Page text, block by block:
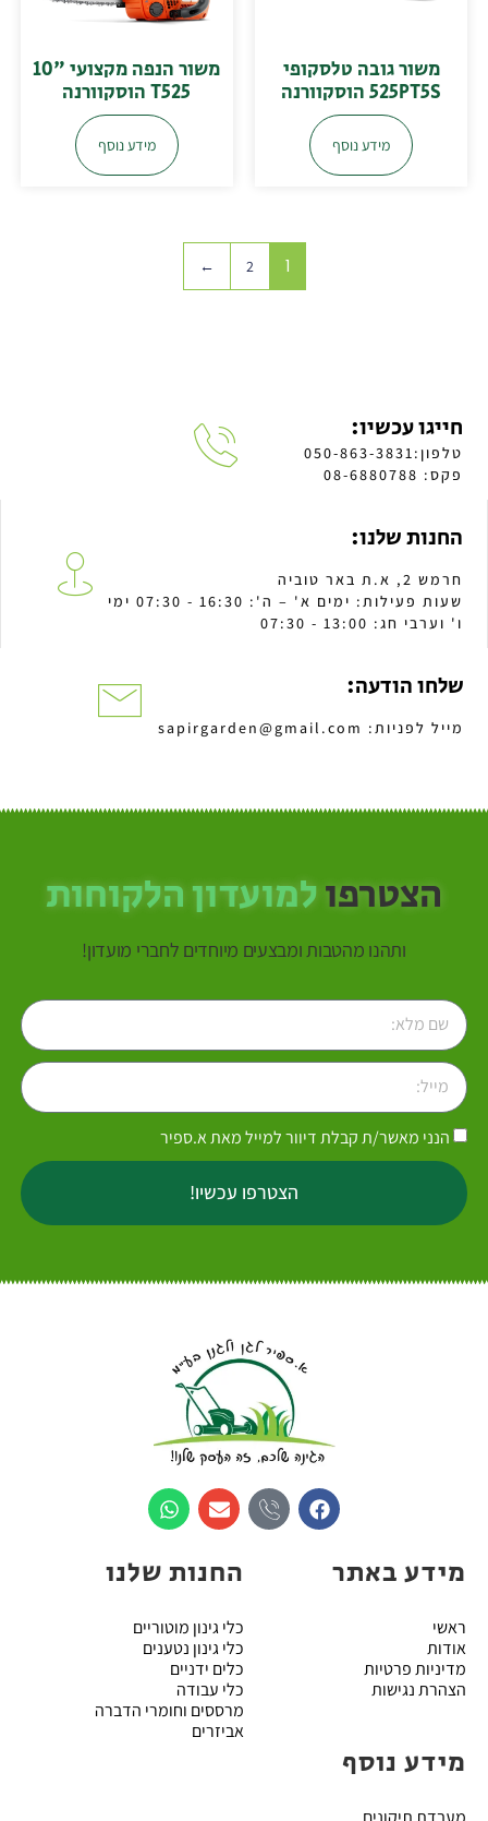
משור גובה טלסקופי
525PT5S הוסקוורנה
מידע נוסף
משור הנפה מקצועי "10
T525 הוסקוורנה
מידע נוסף
1
2
←
חייגו עכשיו:
טלפון:050-863-3831
פקס: 08-6880788
החנות שלנו:
חרמש 2, א.ת באר טוביה
שעות פעילות: ימים א' – ה': 16:30 - 07:30 ימי
ו' וערבי חג: 13:00 - 07:30
שלחו הודעה:
מייל לפניות: sapirgarden@gmail.com
הצטרפולמועדון הלקוחות
ותהנו מהטבות ומבצעים מיוחדים לחברי מועדון!
הנני מאשר/ת קבלת דיוור למייל מאת א.ספיר
הצטרפו עכשיו!
מידע באתר
ראשי
אודות
מדיניות פרטיות
הצהרת נגישות
החנות שלנו
כלי גינון מוטוריים
כלי גינון נטענים
כלים ידניים
כלי עבודה
מרססים וחומרי הדברה
אביזרים
מידע נוסף